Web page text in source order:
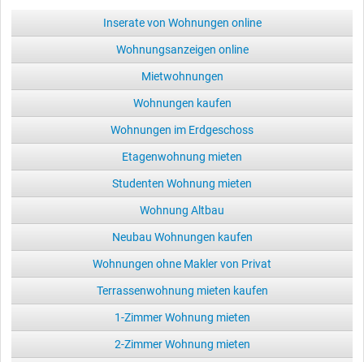
Inserate von Wohnungen online
Wohnungsanzeigen online
Mietwohnungen
Wohnungen kaufen
Wohnungen im Erdgeschoss
Etagenwohnung mieten
Studenten Wohnung mieten
Wohnung Altbau
Neubau Wohnungen kaufen
Wohnungen ohne Makler von Privat
Terrassenwohnung mieten kaufen
1-Zimmer Wohnung mieten
2-Zimmer Wohnung mieten